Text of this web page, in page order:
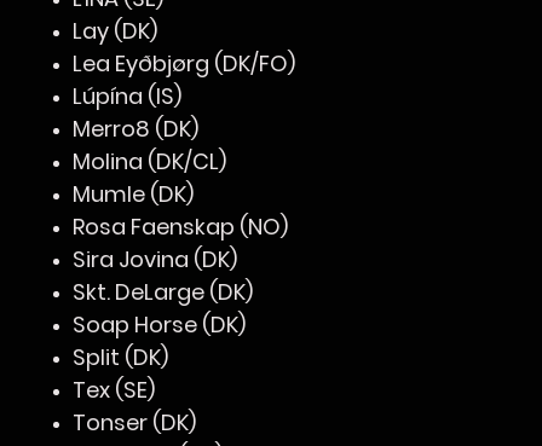
Lay (DK)
Lea Eyðbjørg (DK/FO)
Lúpína (IS)
Merro8 (DK)
Molina (DK/CL)
Mumle (DK)
Rosa Faenskap (NO)
Sira Jovina (DK)
Skt. DeLarge (DK)
Soap Horse (DK)
Split (DK)
Tex (SE)
Tonser (DK)